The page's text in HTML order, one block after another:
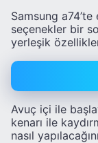
Samsung
seçenekler bir
yerleşik
Avuç içi ile
kenarı ile
nasıl